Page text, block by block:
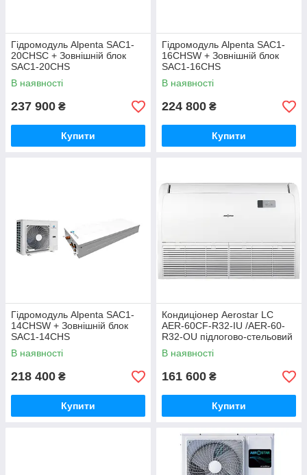
Гідромодуль Alpenta SAC1-
20CHSC + Зовнішній блок
SAC1-20CHS
В наявності
237 900 ₴
Купити
Гідромодуль Alpenta SAC1-
16CHSW + Зовнішній блок
SAC1-16CHS
В наявності
224 800 ₴
Купити
Гідромодуль Alpenta SAC1-
14CHSW + Зовнішній блок
SAC1-14CHS
В наявності
218 400 ₴
Купити
Кондиціонер Aerostar LC
AER-60CF-R32-IU /AER-60-
R32-OU підлогово-стельовий
В наявності
161 600 ₴
Купити